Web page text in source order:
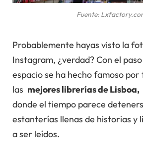
Fuente:
Probablemente hayas visto la
Instagram, ¿verdad? Con el
espacio se ha hecho famoso por
las mejores librerías de Lisboa,
donde el tiempo parece
estanterías llenas de historias y
a ser leídos.